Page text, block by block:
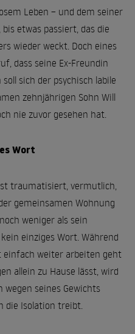
Leben – und dem seiner
etwas passiert, das die
wieder weckt. Doch eines
dass seine Ex-Freundin
sich der psychisch labile
zehnjährigen Sohn Will
nie zuvor gesehen hat.
Wort
traumatisiert, vermutlich,
gemeinsamen Wohnung
weniger als sein
einziges Wort. Während
einfach weiter arbeiten geht
allein zu Hause lässt, wird
wegen seines Gewichts
die Isolation treibt.